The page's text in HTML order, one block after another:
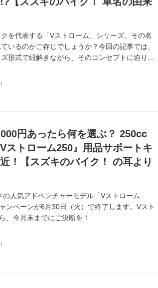
を代表する「Vストローム」シリーズ。その名
いるのかご存じでしょうか？今回の記事では、
形式で紐解きながら、そのコンセプトに迫りま
円あったら何を選ぶ？ 250cc
ストローム250』用品サポートキ
！【スズキのバイク！ の耳より
人気アドベンチャーモデル「Vストローム
ンペーンが6月30日（火）で終了します。Vスト
、今月末までにご決断を！